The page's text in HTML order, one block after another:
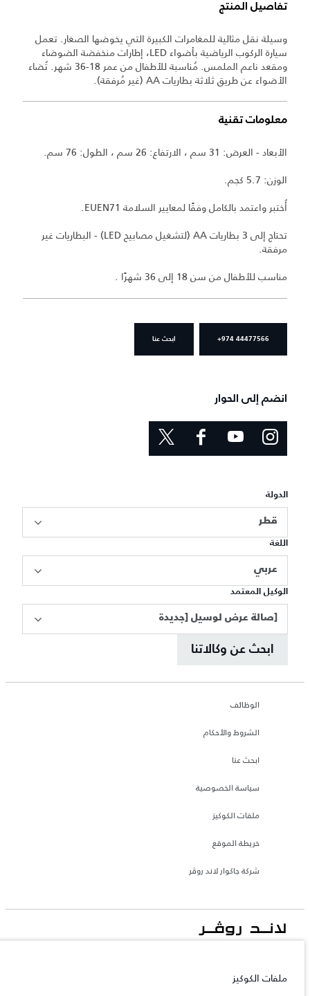
تفاصيل المنتج
وسيلة نقل مثالية للمغامرات الكبيرة التي يخوضها الصغار. تعمل
سيارة الركوب الرياضية بأضواء LED، إطارات منخفضة الضوضاء
ومقعد ناعم الملمس. مُناسبة للأطفال من عمر 18-36 شهر. تُضاء
الأضواء عن طريق ثلاثة بطاريات AA (غير مُرفقة).
معلومات تقنية
الأبعاد - العرض: 31 سم ، الارتفاع: 26 سم ، الطول: 76 سم.
الوزن: 5.7 كجم.
أُختبر واعتمد بالكامل وفقًا لمعايير السلامة EUEN71.
تحتاج إلى 3 بطاريات AA (لتشغيل مصابيح LED) - البطاريات غير
مرفقة.
مناسب للأطفال من سن 18 إلى 36 شهرًا .
+974 44477566 ابحث عنا
انضم إلى الحوار
الدولة
قطر
اللغة
عربي
الوكيل المعتمد
[صالة عرض لوسيل [جديدة
ابحث عن وكالاتنا
الوظائف
الشروط والأحكام
ابحث عنا
سياسة الخصوصية
ملفات الكوكيز
خريطة الموقع
شركة جاكوار لاند روڤر
ملفات الكوكيز